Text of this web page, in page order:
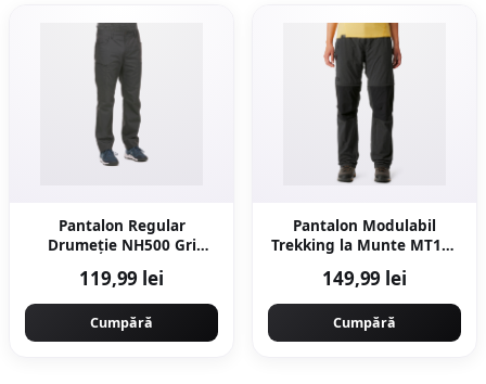
Pantalon Regular
Drumeție NH500 Gri
119,99 lei
Cumpără
Pantalon Modulabil
Trekking la Munte MT100
149,99 lei
Cumpără